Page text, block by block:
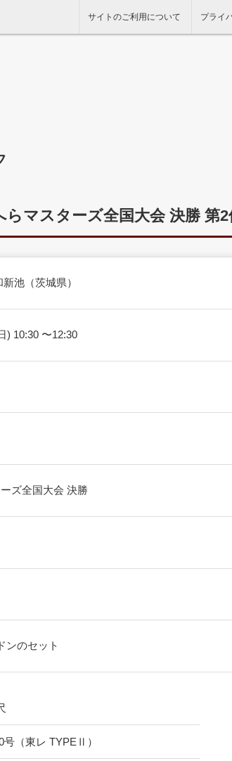
サイトのご利用について プライ
マスターズ全国大会 決勝 第2
池（茨城県）
) 10:30 〜12:30
ズ全国大会 決勝
ンのセット
号（東レ TYPEⅡ）